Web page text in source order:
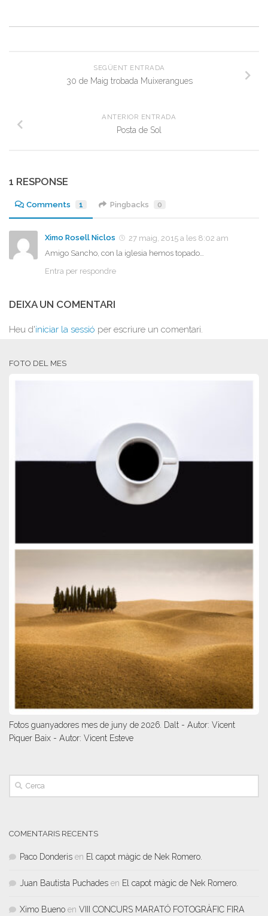
SEGÜENT ENTRADA
30 de Maig trobada Muixerangues
ANTERIOR ENTRADA
Posta de Sol
1 RESPONSE
Comments 1 Pingbacks 0
Ximo Rosell Niclos
27 maig, 2015 a les 8:02 am
Amigo Sancho, con la iglesia hemos topado…
Entra per respondre
DEIXA UN COMENTARI
Heu d'iniciar la sessió per escriure un comentari.
FOTO DEL MES
Fotos guanyadores mes de juny de 2026. Dalt - Autor: Vicent
Piquer Baix - Autor: Vicent Esteve
COMENTARIS RECENTS
Paco Donderis en El capot màgic de Nek Romero.
Juan Bautista Puchades en El capot màgic de Nek Romero.
Ximo Bueno en VIII CONCURS MARATÓ FOTOGRÀFIC FIRA